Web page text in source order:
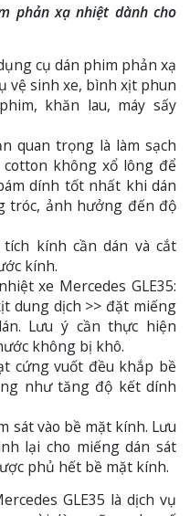
phản xạ nhiệt dành cho
cụ dán phim phản xạ
vệ sinh xe, bình xịt phun
khăn lau, máy sấy
quan trọng là làm sạch
không xổ lông để
dính tốt nhất khi dán
tróc, ảnh hưởng đến độ
kính cần dán và cắt
kính.
xe Mercedes GLE35:
dung dịch >> đặt miếng
Lưu ý cần thực hiện
không bị khô.
cứng vuốt đều khắp bề
như tăng độ kết dính
sát vào bề mặt kính. Lưu
lại cho miếng dán sát
phủ hết bề mặt kính.
GLE35 là dịch vụ